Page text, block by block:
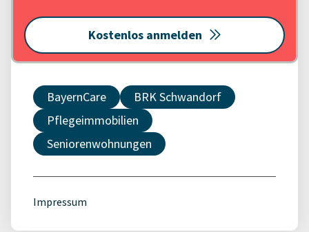
Kostenlos anmelden
BayernCare
BRK Schwandorf
Pflegeimmobilien
Seniorenwohnungen
Impressum